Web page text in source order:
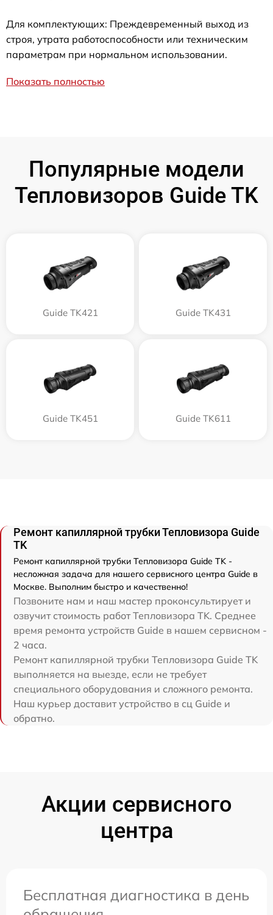
Для комплектующих: Преждевременный выход из
строя, утрата работоспособности или техническим
параметрам при нормальном использовании.
Показать полностью
Популярные модели
Тепловизоров Guide TK
Guide TK421 Guide TK431
Guide TK451 Guide TK611
Ремонт капиллярной трубки Тепловизора Guide
TK
Ремонт капиллярной трубки Тепловизора Guide TK -
несложная задача для нашего сервисного центра Guide в
Москве. Выполним быстро и качественно!
Позвоните нам и наш мастер проконсультирует и
озвучит стоимость работ Тепловизора TK. Среднее
время ремонта устройств Guide в нашем сервисном -
2 часа.
Ремонт капиллярной трубки Тепловизора Guide TK
выполняется на выезде, если не требует
специального оборудования и сложного ремонта.
Наш курьер доставит устройство в сц Guide и
обратно.
Акции сервисного
центра
Бесплатная диагностика в день